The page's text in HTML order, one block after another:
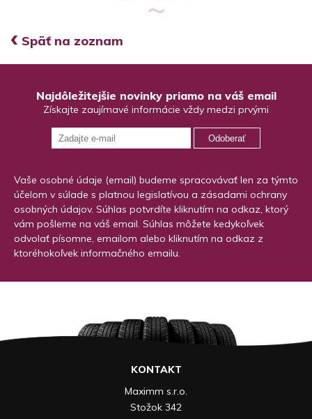
‹ Späť na zoznam
Najdôležitejšie novinky priamo na váš email
Získajte zaujímavé informácie vždy medzi prvými
Odoberať
Vaše osobné údaje (email) budeme spracovávať len za týmto
účelom v súlade s platnou legislatívou a zásadami ochrany
osobných údajov. Súhlas potvrdíte kliknutím na odkaz, ktorý
vám pošleme na váš email. Súhlas môžete kedykoľvek
odvolať písomne, emailom alebo kliknutím na odkaz z
ktoréhokoľvek informačného emailu.
KONTAKT
Maximm s.r.o.
Stožok 342